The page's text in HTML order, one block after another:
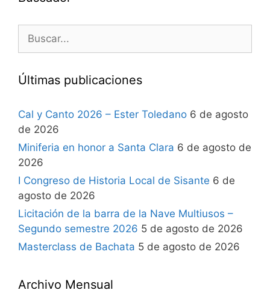
Últimas publicaciones
Cal y Canto 2026 – Ester Toledano 6 de agosto
de 2026
Miniferia en honor a Santa Clara 6 de agosto de
2026
I Congreso de Historia Local de Sisante 6 de
agosto de 2026
Licitación de la barra de la Nave Multiusos –
Segundo semestre 2026 5 de agosto de 2026
Masterclass de Bachata 5 de agosto de 2026
Archivo Mensual